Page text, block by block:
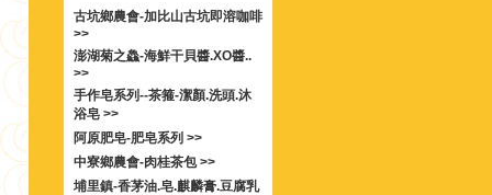
古坑鄉農會-加比山古坑即溶咖啡
>>
澎湖菊之鱻-海鮮干貝醬.XO醬..
>>
手作皂系列--茶箍-潔顏.洗頭.沐
浴皂 >>
阿原肥皂-肥皂系列 >>
中寮鄉農會-肉桂茶包 >>
埔里鎮-香茅油.皂.麒麟膏.豆腐乳